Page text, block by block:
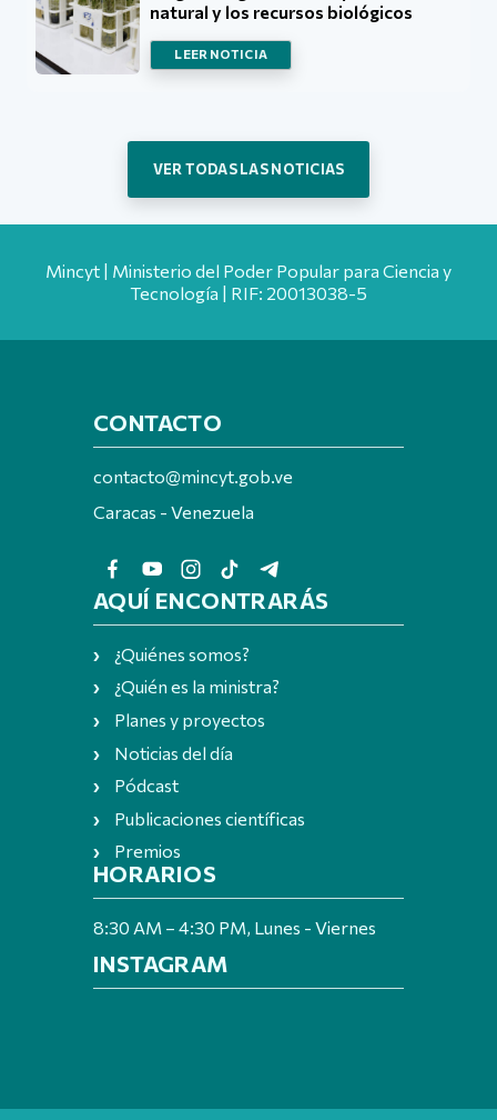
natural y los recursos biológicos
LEER NOTICIA
VER TODAS LAS NOTICIAS
Mincyt | Ministerio del Poder Popular para Ciencia y
Tecnología | RIF: 20013038-5
CONTACTO
contacto@mincyt.gob.ve
Caracas - Venezuela
AQUÍ ENCONTRARÁS
¿Quiénes somos?
¿Quién es la ministra?
Planes y proyectos
Noticias del día
Pódcast
Publicaciones científicas
Premios
HORARIOS
8:30 AM – 4:30 PM, Lunes - Viernes
INSTAGRAM